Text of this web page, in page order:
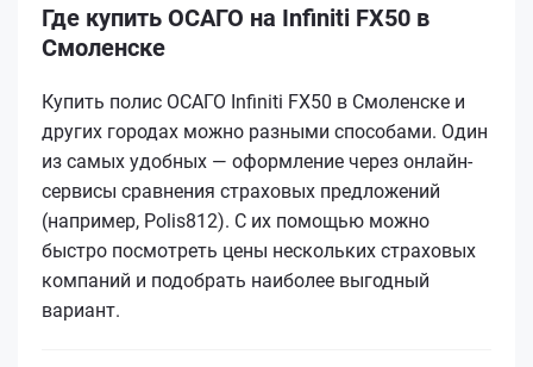
Где купить ОСАГО на Infiniti FX50 в
Смоленске
Купить полис ОСАГО Infiniti FX50 в Смоленске и
других городах можно разными способами. Один
из самых удобных — оформление через онлайн-
сервисы сравнения страховых предложений
(например, Polis812). С их помощью можно
быстро посмотреть цены нескольких страховых
компаний и подобрать наиболее выгодный
вариант.